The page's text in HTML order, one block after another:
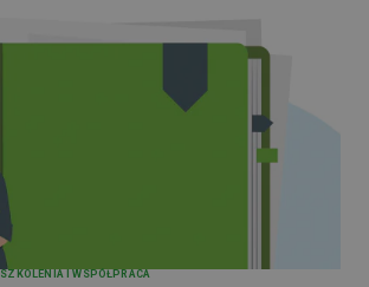
SZKOLENIA I WSPÓŁPRACA